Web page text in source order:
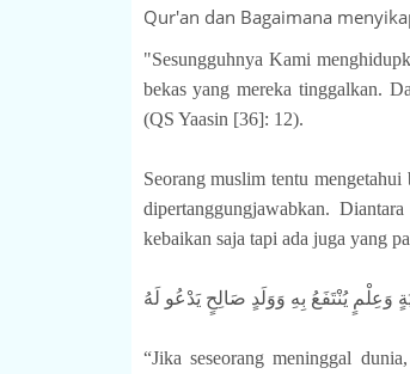
Qur'an dan Bagaimana
"Sesungguhnya Kami
bekas yang mereka tinggalkan.
(QS Yaasin [36]: 12).
Seorang muslim tentu
dipertanggungjawabkan.
kebaikan saja tapi ada juga yang
وَعِلْمٍ يُنْتَفَعُ بِهِ وَوَلَدٍ صَالِحٍ يَدْعُو لَهُ
“Jika seseorang meninggal